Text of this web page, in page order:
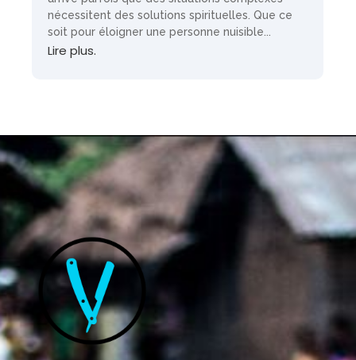
nécessitent des solutions spirituelles. Que ce
soit pour éloigner une personne nuisible...
Lire plus.